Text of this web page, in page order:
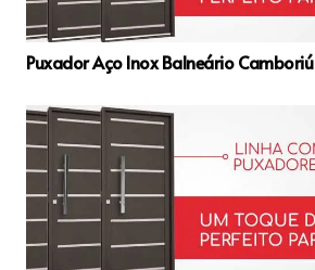
Puxador Aço Inox Balneário Camboriú